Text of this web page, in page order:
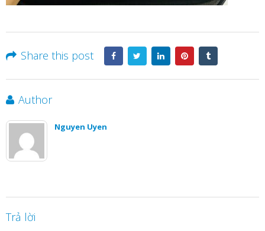
Share this post
Author
Nguyen Uyen
Trả lời